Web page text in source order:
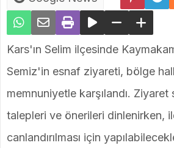
Kars'ın Selim ilçesinde
Semiz'in esnaf ziyareti, bölge
memnuniyetle karşılandı. Ziyaret
talepleri ve önerileri dinlenirken,
canlandırılması için